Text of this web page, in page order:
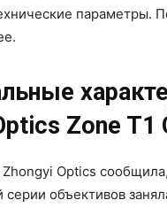
параметры.
Zone T1
Optics
серии объективов